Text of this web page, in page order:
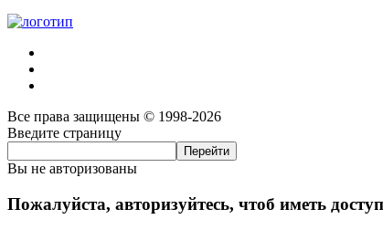
Все права защищены © 1998-2026
Введите страницу
Вы не авторизованы
Пожалуйста, авторизуйтесь, чтоб иметь